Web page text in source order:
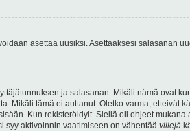
asettaa uusiksi. Asettaaksesi salasanan
ja salasanan. Mikäli nämä ovat
Mikäli tämä ei auttanut. Oletko varma,
Kun rekisteröidyit. Siellä oli ohjeet
syy aktivoinnin vaatimiseen on vähentää villejä